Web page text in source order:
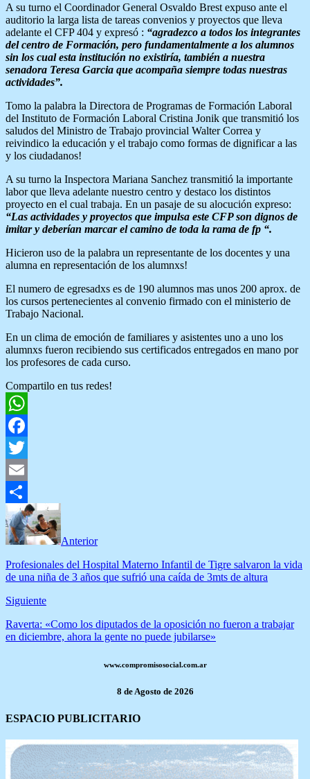
A su turno el Coordinador General Osvaldo Brest expuso ante el
auditorio la larga lista de tareas convenios y proyectos que lleva
adelante el CFP 404 y expresó : “agradezco a todos los integrantes
del centro de Formación, pero fundamentalmente a los alumnos
sin los cual esta institución no existiría, también a nuestra
senadora Teresa Garcia que acompaña siempre todas nuestras
actividades”.
Tomo la palabra la Directora de Programas de Formación Laboral
del Instituto de Formación Laboral Cristina Jonik que transmitió los
saludos del Ministro de Trabajo provincial Walter Correa y
reivindico la educación y el trabajo como formas de dignificar a las
y los ciudadanos!
A su turno la Inspectora Mariana Sanchez transmitió la importante
labor que lleva adelante nuestro centro y destaco los distintos
proyecto en el cual trabaja. En un pasaje de su alocución expreso:
“Las actividades y proyectos que impulsa este CFP son dignos de
imitar y deberían marcar el camino de toda la rama de fp “.
Hicieron uso de la palabra un representante de los docentes y una
alumna en representación de los alumnxs!
El numero de egresadxs es de 190 alumnos mas unos 200 aprox. de
los cursos pertenecientes al convenio firmado con el ministerio de
Trabajo Nacional.
En un clima de emoción de familiares y asistentes uno a uno los
alumnxs fueron recibiendo sus certificados entregados en mano por
los profesores de cada curso.
Compartilo en tus redes!
WhatsApp
Facebook
Twitter
Email
Compartir
Anterior
Profesionales del Hospital Materno Infantil de Tigre salvaron la vida
de una niña de 3 años que sufrió una caída de 3mts de altura
Siguiente
Raverta: «Como los diputados de la oposición no fueron a trabajar
en diciembre, ahora la gente no puede jubilarse»
www.compromisosocial.com.ar
8 de Agosto de 2026
ESPACIO PUBLICITARIO